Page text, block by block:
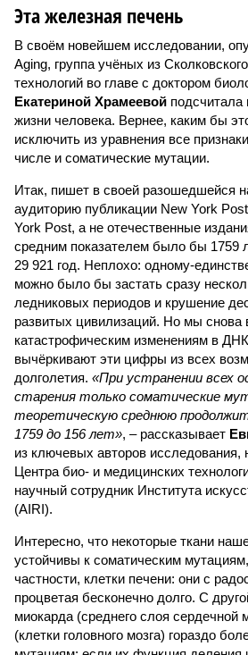
Эта железная печень
В своём новейшем исследовании,
Aging, группа учёных из
технологий во главе с доктором
Екатериной Храмеевой
жизни человека. Вернее, каким бы
исключить из уравнения все
числе и соматические мутации.
Итак, пишет в своей разошедшейся
аудиторию публикации New York
York Post, а не отечественные
средним показателем было бы 1759
29 921 год. Неплохо: одному-
можно было бы застать сразу
ледниковых периодов и крушение
развитых цивилизаций. Но мы снова
катастрофическим изменениям в
вычёркивают эти цифры из всех
долголетия. «При устранении всех
старения только соматические
теоретическую среднюю
1759 до 156 лет», – рассказывает
из ключевых авторов исследования,
Центра био- и медицинских
научный сотрудник Института
(AIRI).
Интересно, что некоторые ткани
устойчивы к соматическим
частности, клетки печени: они с
процветая бесконечно долго. С
миокарда (среднего слоя
(клетки головного мозга) гораздо